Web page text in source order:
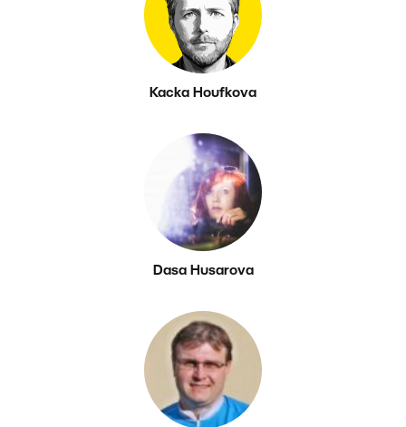
Kacka Houfkova
Dasa Husarova